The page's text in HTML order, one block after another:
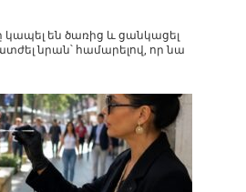
կապել են ծառից և ցանկացել
նրան՝ համարելով, որ նա